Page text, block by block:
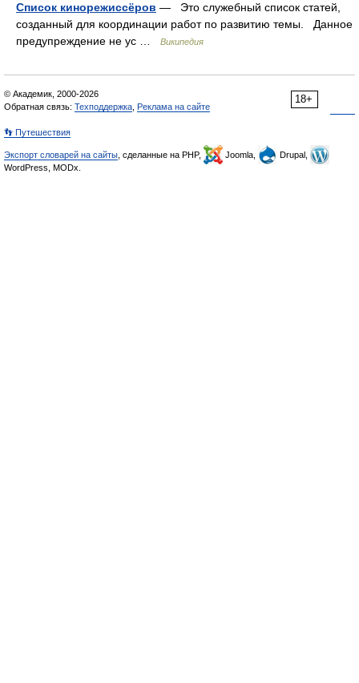
Список кинорежиссёров — Это служебный список статей,
созданный для координации работ по развитию темы. Данное
предупреждение не ус …
Википедия
18+
© Академик, 2000-2026
Обратная связь: Техподдержка Реклама на сайте
👣 Путешествия
Экспорт словарей на сайты , сделанные на PHP, Joomla,
Drupal,
WordPress, MODx.